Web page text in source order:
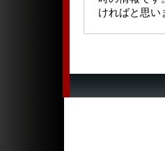
ければと思い